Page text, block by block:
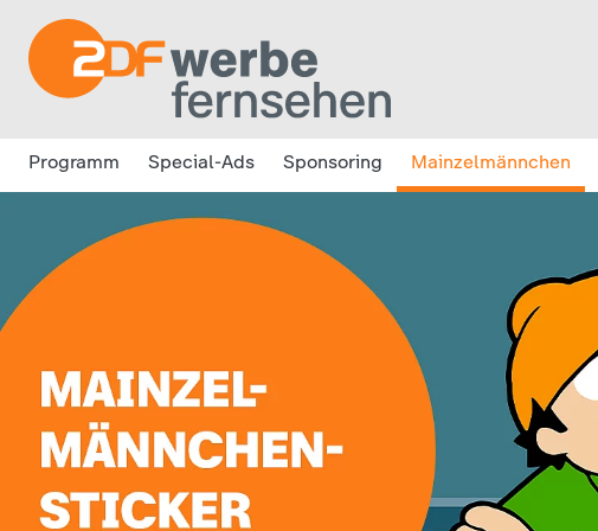
Programm Special-Ads Sponsoring Mainzelmännchen